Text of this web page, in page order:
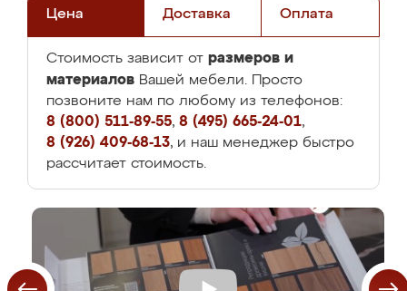
Цена Доставка Оплата
Стоимость зависит от размеров и
материалов Вашей мебели. Просто
позвоните нам по любому из телефонов:
8 (800) 511-89-55, 8 (495) 665-24-01,
8 (926) 409-68-13, и наш менеджер быстро
рассчитает стоимость.